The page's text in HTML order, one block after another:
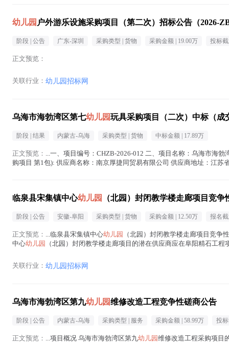
幼儿园 户外游乐设施采购项目（第二次）招标公告（2026-
阶段 | 公告 广东-深圳 采购类型 | 货物 采购金额 | 19.00万 投标
正文预览：
关联行业： 幼儿园招标网
乌海市海勃湾区第七幼儿园玩具采购项目（二次）中标（成
阶段 | 结果 内蒙古-乌海 采购类型 | 货物 中标金额 | 17.89万
正文预览： ...一、项目编号：CHZB-2026-012 二、项目名称：乌海市海勃
购项目 第1包): 供应商名称：南京厚捷同贸易有限公司 供应商地址：江
临泉县宋集镇中心幼儿园 （北园）封闭教学楼走廊项目竞争
阶段 | 公告 安徽-阜阳 采购类型 | 货物 采购金额 | 12.50万 报名
正文预览： ...临泉县宋集镇中心幼儿园
（北园）封闭教学楼走廊项目竞争
中心幼儿园
（北园）封闭教学楼走廊项目的潜在供应商应在阜阳精石工
关联行业： 幼儿园招标网
乌海市海勃湾区第九幼儿园维修改造工程竞争性磋商公告
阶段 | 公告 内蒙古-乌海 采购类型 | 服务 采购金额 | 58.99万 投
正文预览： ...项目概况 乌海市海勃湾区第九幼儿园维修改造工程采购项目